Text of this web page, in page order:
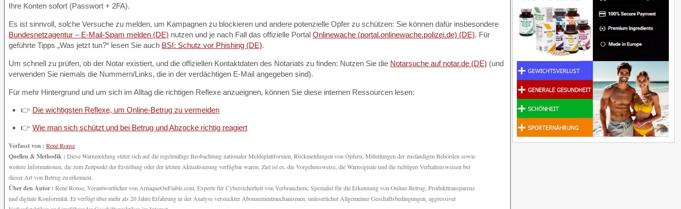
Ihre Konten sofort (Passwort + 2FA).
Es ist sinnvoll, solche Versuche zu melden, um Kampagnen zu blockieren und andere potenzielle Opfer zu schützen: Sie können dafür insbesondere
Bundesnetzagentur – E-Mail-Spam melden (DE) nutzen und je nach Fall das offizielle Portal Onlinewache (portal.onlinewache.polizei.de) (DE). Für
geführte Tipps „Was jetzt tun?“ lesen Sie auch BSI: Schutz vor Phishing (DE).
Um schnell zu prüfen, ob der Notar existiert, und die offiziellen Kontaktdaten des Notariats zu finden: Nutzen Sie die Notarsuche auf notar.de (DE) (und
verwenden Sie niemals die Nummern/Links, die in der verdächtigen E-Mail angegeben sind).
Für mehr Hintergrund und um sich im Alltag die richtigen Reflexe anzueignen, können Sie diese internen Ressourcen lesen:
👉 Die wichtigsten Reflexe, um Online-Betrug zu vermeiden
👉 Wie man sich schützt und bei Betrug und Abzocke richtig reagiert
Verfasst von : René Ronse
Quellen & Methodik : Diese Warnmeldung stützt sich auf die regelmäßige Beobachtung nationaler Meldeplattformen, Rückmeldungen von Opfern, Mitteilungen der zuständigen Behörden sowie
weitere Informationen, die zum Zeitpunkt der Erstellung oder der letzten Aktualisierung verfügbar waren. Ziel ist es, die Vorgehensweise, die Warnsignale und die richtigen Verhaltensweisen bei
dieser Art von Betrug zu erkennen.
Über den Autor : René Ronse, Verantwortlicher von ArnaqueOuFiable.com. Experte für Cybersicherheit von Verbrauchern, Spezialist für die Erkennung von Online-Betrug, Produkttransparenz
und digitale Konformität. Er verfügt über mehr als 20 Jahre Erfahrung in der Analyse versteckter Abonnementmechanismen, unleserlicher Allgemeiner Geschäftsbedingungen, aggressiver